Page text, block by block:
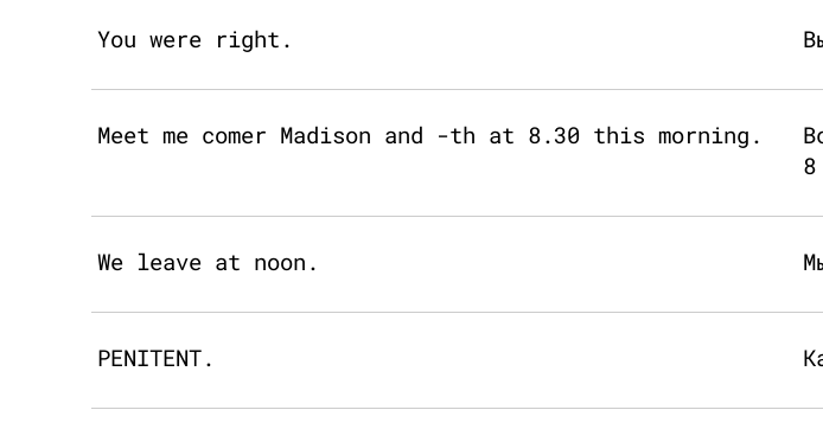
You were right.
Meet me comer Madison and -th at 8.30 this morning.
We leave at noon.
PENITENT.